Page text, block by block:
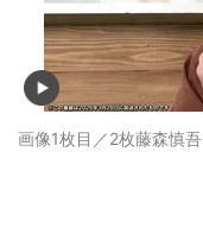
画像1枚目／2枚藤森慎吾